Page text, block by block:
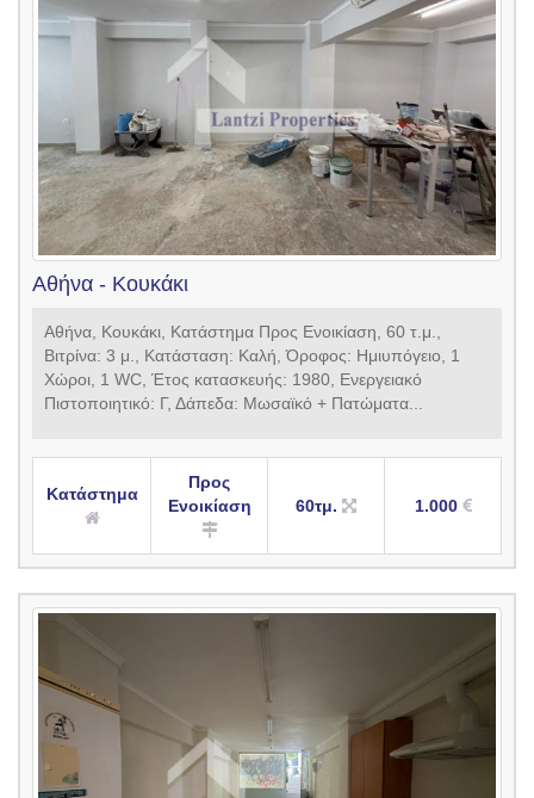
Αθήνα - Κουκάκι
Αθήνα, Κουκάκι, Κατάστημα Προς Ενοικίαση, 60 τ.μ.,
Βιτρίνα: 3 μ., Κατάσταση: Καλή, Όροφος: Ημιυπόγειο, 1
Χώροι, 1 WC, Έτος κατασκευής: 1980, Ενεργειακό
Πιστοποιητικό: Γ, Δάπεδα: Μωσαϊκό + Πατώματα...
Κατάστημα
Προς
Ενοικίαση
60τμ. 1.000